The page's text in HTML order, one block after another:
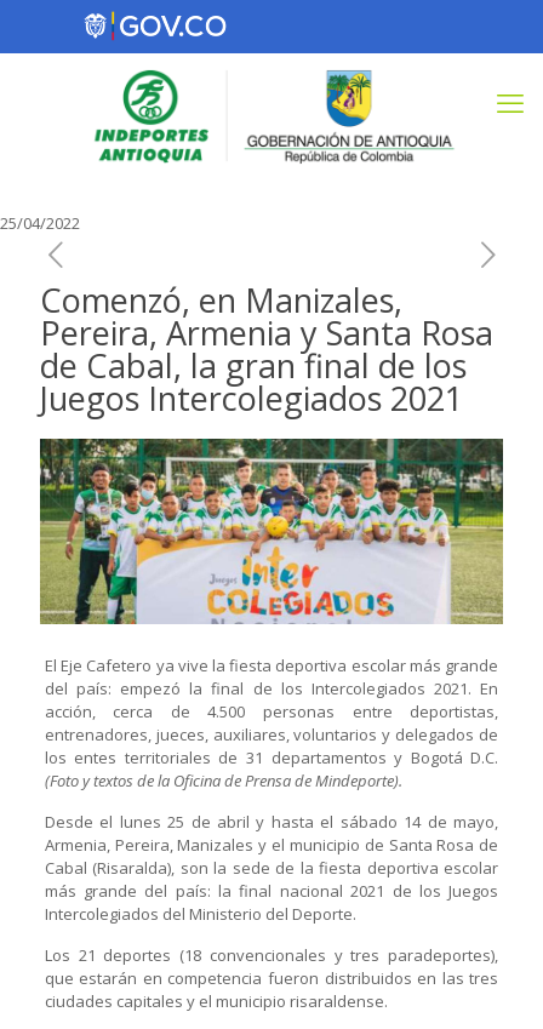
25/04/2022
Comenzó, en Manizales,
Pereira, Armenia y Santa Rosa
de Cabal, la gran final de los
Juegos Intercolegiados 2021
El Eje Cafetero ya vive la fiesta deportiva escolar más grande
del país: empezó la final de los Intercolegiados 2021. En
acción, cerca de 4.500 personas entre deportistas,
entrenadores, jueces, auxiliares, voluntarios y delegados de
los entes territoriales de 31 departamentos y Bogotá D.C.
(Foto y textos de la Oficina de Prensa de Mindeporte).
Desde el lunes 25 de abril y hasta el sábado 14 de mayo,
Armenia, Pereira, Manizales y el municipio de Santa Rosa de
Cabal (Risaralda), son la sede de la fiesta deportiva escolar
más grande del país: la final nacional 2021 de los Juegos
Intercolegiados del Ministerio del Deporte.
Los 21 deportes (18 convencionales y tres paradeportes),
que estarán en competencia fueron distribuidos en las tres
ciudades capitales y el municipio risaraldense.